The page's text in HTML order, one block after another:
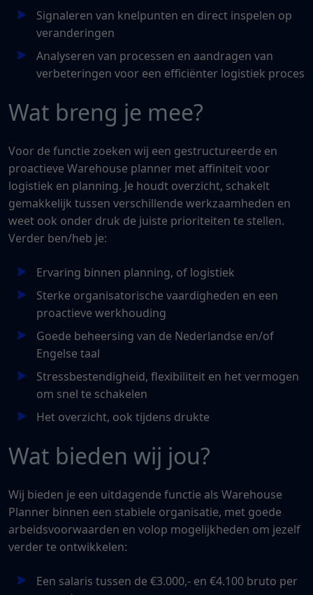
Signaleren van knelpunten en direct inspelen op
veranderingen
Analyseren van processen en aandragen van
verbeteringen voor een efficiënter logistiek proces
Wat breng je mee?
Voor de functie zoeken wij een gestructureerde en
proactieve Warehouse planner met affiniteit voor
logistiek en planning. Je houdt overzicht, schakelt
gemakkelijk tussen verschillende werkzaamheden en
weet ook onder druk de juiste prioriteiten te stellen.
Verder ben/heb je:
Ervaring binnen planning, of logistiek
Sterke organisatorische vaardigheden en een
proactieve werkhouding
Goede beheersing van de Nederlandse en/of
Engelse taal
Stressbestendigheid, flexibiliteit en het vermogen
om snel te schakelen
Het overzicht, ook tijdens drukte
Wat bieden wij jou?
Wij bieden je een uitdagende functie als Warehouse
Planner binnen een stabiele organisatie, met goede
arbeidsvoorwaarden en volop mogelijkheden om jezelf
verder te ontwikkelen:
Een salaris tussen de €3.000,- en €4.100 bruto per